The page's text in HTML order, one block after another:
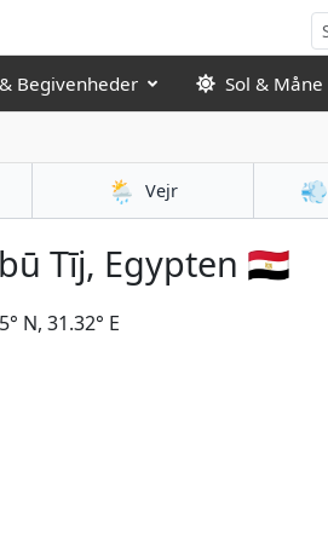
Begivenheder Sol & Måne
🌦️ Vejr 💨
Tīj, Egypten 🇪🇬
N, 31.32° E